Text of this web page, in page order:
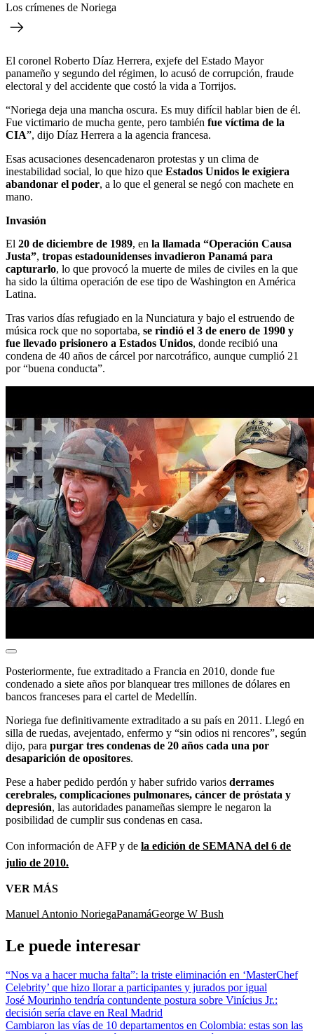
Los crímenes de Noriega
El coronel Roberto Díaz Herrera, exjefe del Estado Mayor
panameño y segundo del régimen, lo acusó de corrupción, fraude
electoral y del accidente que costó la vida a Torrijos.
“Noriega deja una mancha oscura. Es muy difícil hablar bien de él.
Fue victimario de mucha gente, pero también fue víctima de la
CIA”, dijo Díaz Herrera a la agencia francesa.
Esas acusaciones desencadenaron protestas y un clima de
inestabilidad social, lo que hizo que Estados Unidos le exigiera
abandonar el poder, a lo que el general se negó con machete en
mano.
Invasión
El 20 de diciembre de 1989, en la llamada “Operación Causa
Justa”, tropas estadounidenses invadieron Panamá para
capturarlo, lo que provocó la muerte de miles de civiles en la que
ha sido la última operación de ese tipo de Washington en América
Latina.
Tras varios días refugiado en la Nunciatura y bajo el estruendo de
música rock que no soportaba, se rindió el 3 de enero de 1990 y
fue llevado prisionero a Estados Unidos, donde recibió una
condena de 40 años de cárcel por narcotráfico, aunque cumplió 21
por “buena conducta”.
Posteriormente, fue extraditado a Francia en 2010, donde fue
condenado a siete años por blanquear tres millones de dólares en
bancos franceses para el cartel de Medellín.
Noriega fue definitivamente extraditado a su país en 2011. Llegó en
silla de ruedas, avejentado, enfermo y “sin odios ni rencores”, según
dijo, para purgar tres condenas de 20 años cada una por
desaparición de opositores.
Pese a haber pedido perdón y haber sufrido varios derrames
cerebrales, complicaciones pulmonares, cáncer de próstata y
depresión, las autoridades panameñas siempre le negaron la
posibilidad de cumplir sus condenas en casa.
Con información de AFP y de la edición de SEMANA del 6 de
julio de 2010.
VER MÁS
Manuel Antonio NoriegaPanamáGeorge W Bush
Le puede interesar
“Nos va a hacer mucha falta”: la triste eliminación en ‘MasterChef
Celebrity’ que hizo llorar a participantes y jurados por igual
José Mourinho tendría contundente postura sobre Vinícius Jr.:
decisión sería clave en Real Madrid
Cambiaron las vías de 10 departamentos en Colombia: estas son las